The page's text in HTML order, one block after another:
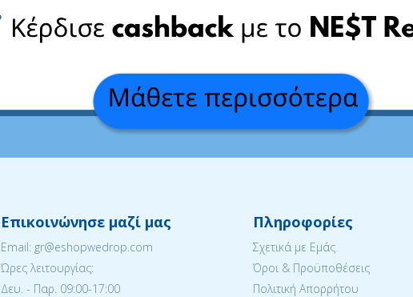
Επικοινώνησε μαζί μας
Email: gr@eshopwedrop.com
Ώρες λειτουργίας:
Δευ. - Παρ. 09:00-17:00
Πληροφορίες
Σχετικά με Εμάς
Όροι & Προϋποθέσεις
Πολιτική Απορρήτου